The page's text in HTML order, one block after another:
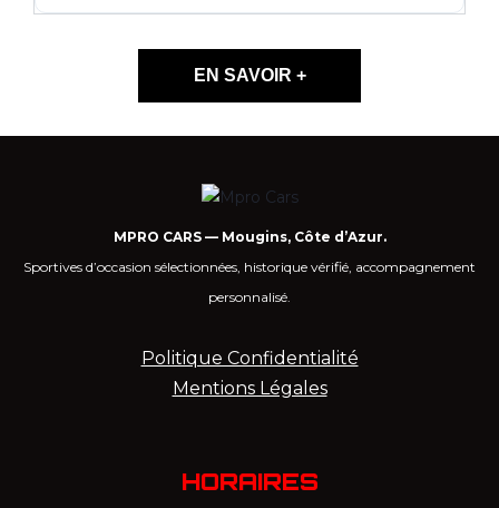
EN SAVOIR +
MPRO CARS — Mougins, Côte d’Azur.
Sportives d’occasion sélectionnées, historique vérifié, accompagnement
personnalisé.
Politique Confidentialité
Mentions Légales
HORAIRES